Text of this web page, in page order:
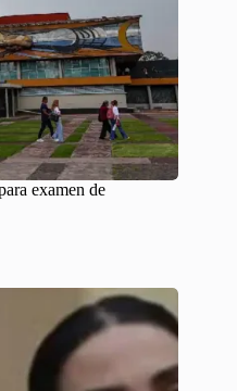
examen de